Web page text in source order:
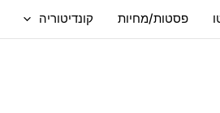
פסטות/מחיות קונדיטוריה